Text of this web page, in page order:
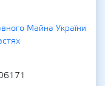
Майна України